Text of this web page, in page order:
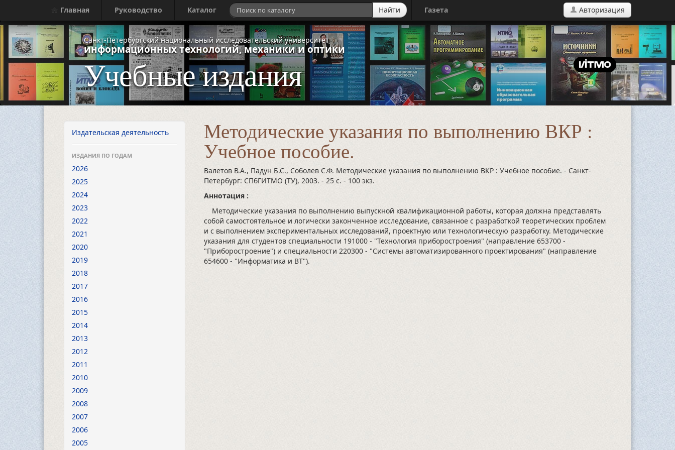
Главная Руководство Каталог Найти Газета Авторизация
Санкт-Петербургский национальный исследовательский университет
информационных технологий, механики и оптики
Учебные издания
Издательская деятельность
ИЗДАНИЯ ПО ГОДАМ
2026
2025
2024
2023
2022
2021
2020
2019
2018
2017
2016
2015
2014
2013
2012
2011
2010
2009
2008
2007
2006
2005
Методические указания по выполнению ВКР :
Учебное пособие.
Валетов В.А., Падун Б.С., Соболев С.Ф. Методические указания по выполнению ВКР : Учебное пособие. - Санкт-
Петербург: СПбГИТМО (ТУ), 2003. - 25 с. - 100 экз.
Аннотация :
Методические указания по выполнению выпускной квалификационной работы, которая должна представлять
собой самостоятельное и логически законченное исследование, связанное с разработкой теоретических проблем
и с выполнением экспериментальных исследований, проектную или технологическую разработку. Методические
указания для студентов специальности 191000 - "Технология приборостроения" (направление 653700 -
"Приборостроение") и специальности 220300 - "Системы автоматизированного проектирования" (направление
654600 - "Информатика и ВТ").